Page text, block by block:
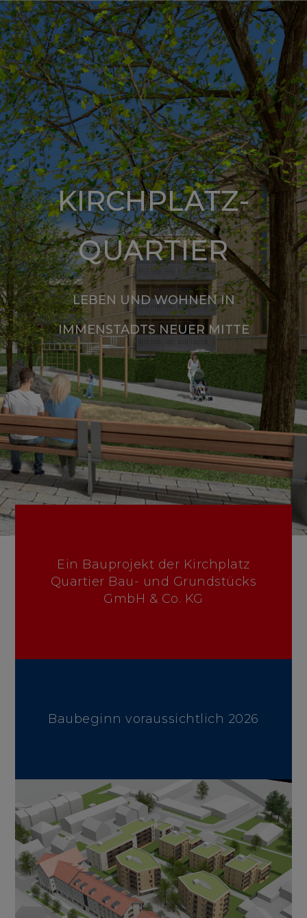
KIRCHPLATZ-
QUARTIER
LEBEN UND WOHNEN IN
IMMENSTADTS NEUER MITTE
Ein Bauprojekt der Kirchplatz
Quartier Bau- und Grundstücks
GmbH & Co. KG
Baubeginn voraussichtlich 2026